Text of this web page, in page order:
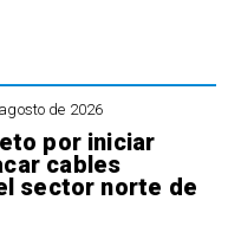
de 2026
por iniciar
cables
sector norte de